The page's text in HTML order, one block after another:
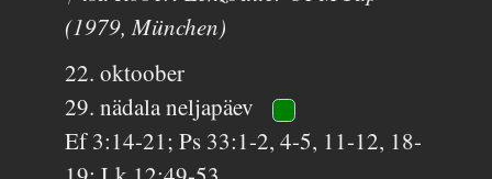
(1979, München)
22. oktoober
29. nädala neljapäev
Ef 3:14-21; Ps 33:1-2, 4-5, 11-12, 18-